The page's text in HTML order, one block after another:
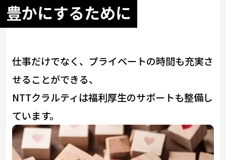
豊かにするために
仕事だけでなく、プライベートの時間も充実さ
せることができる、
NTTクラルティは福利厚生のサポートも整備し
ています。